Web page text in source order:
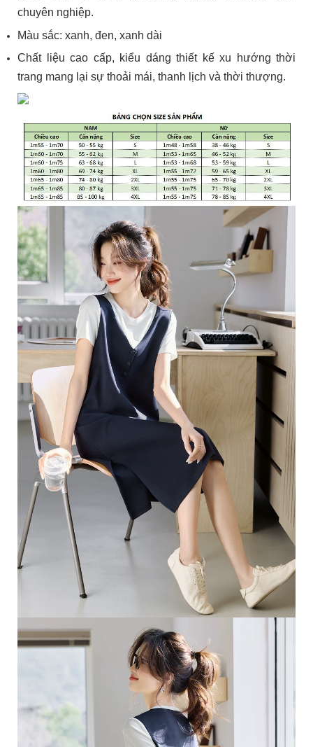
chuyên nghiệp.
Màu sắc: xanh, đen, xanh dài
Chất liệu cao cấp, kiểu dáng thiết kế xu hướng thời
trang mang lại sự thoải mái, thanh lịch và thời thượng.